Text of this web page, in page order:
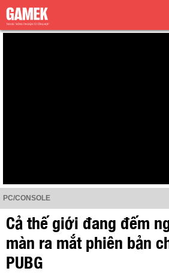
PC/CONSOLE
Cả thế giới đang đếm
màn ra mắt phiên bản
PUBG